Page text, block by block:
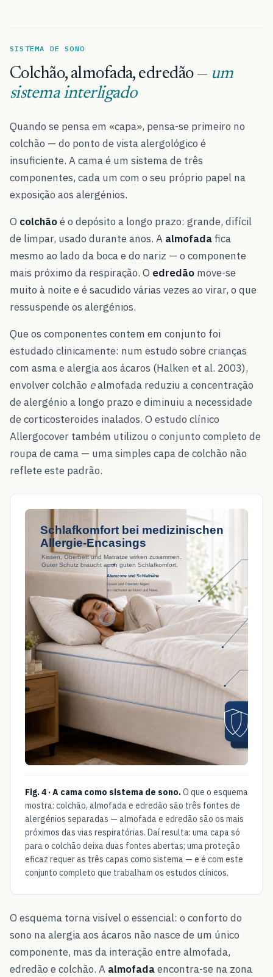
SISTEMA DE SONO
Colchão, almofada, edredão — um
sistema interligado
Quando se pensa em «capa», pensa-se primeiro no
colchão — do ponto de vista alergológico é
insuficiente. A cama é um sistema de três
componentes, cada um com o seu próprio papel na
exposição aos alergénios.
O colchãoé o depósito a longo prazo: grande, difícil
de limpar, usado durante anos. A almofadafica
mesmo ao lado da boca e do nariz — o componente
mais próximo da respiração. O edredão move-se
muito à noite e é sacudido várias vezes ao virar, o que
ressuspende os alergénios.
Que os componentes contem em conjunto foi
estudado clinicamente: num estudo sobre crianças
com asma e alergia aos ácaros (Halken et al. 2003),
envolver colchão ealmofada reduziu a concentração
de alergénio a longo prazo e diminuiu a necessidade
de corticosteroides inalados. O estudo clínico
Allergocover também utilizou o conjunto completo de
roupa de cama — uma simples capa de colchão não
reflete este padrão.
Fig. 4 · A cama como sistema de sono.O que o esquema
mostra: colchão, almofada e edredão são três fontes de
alergénios separadas — almofada e edredão são os mais
próximos das vias respiratórias. Daí resulta: uma capa só
para o colchão deixa duas fontes abertas; uma proteção
eficaz requer as três capas como sistema — e é com este
conjunto completo que trabalham os estudos clínicos.
O esquema torna visível o essencial: o conforto do
sono na alergia aos ácaros não nasce de um único
componente, mas da interação entre almofada,
edredão e colchão. A almofadaencontra-se na zona